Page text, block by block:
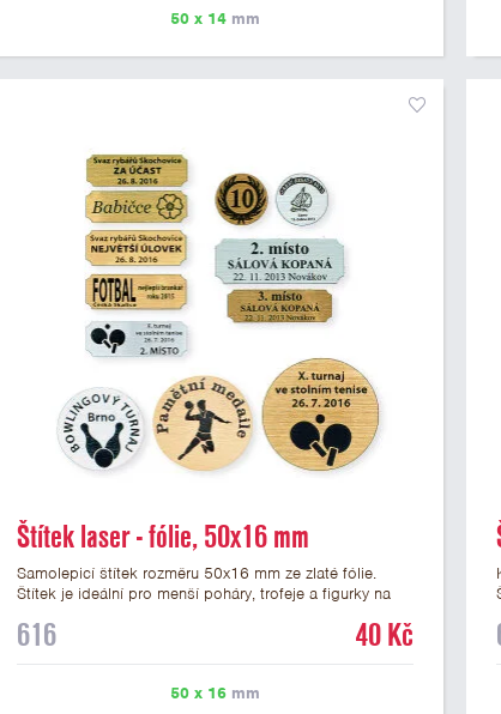
pro výrobu štítku je možné přiložit v prvním kroku
50 x 14mm
Štítek laser - fólie, 50x16 mm
Samolepicí štítek rozměru 50x16 mm ze zlaté fólie.
Štítek je ideální pro menší poháry, trofeje a figurky na
vypálit libovolné logo nebo text. U textu doporučujeme
případné další podklady pro výrobu štítku je možné
616 40 Kč
50 x 16mm